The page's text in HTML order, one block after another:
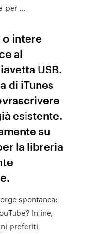
per …
o intere
al
USB.
di iTunes
esistente.
su
la libreria
spontanea:
Infine,
preferiti,